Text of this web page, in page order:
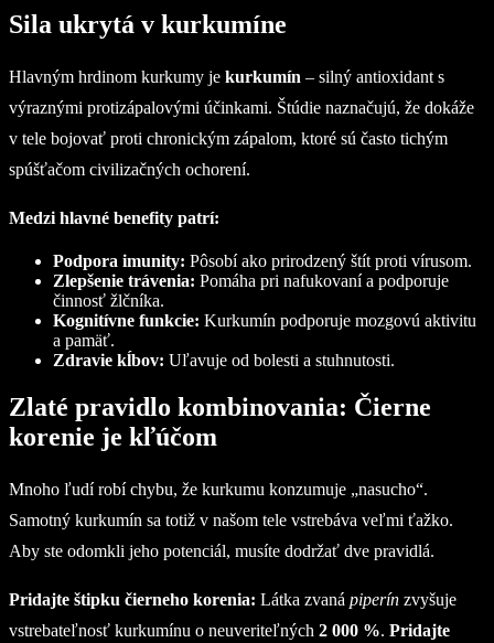
Sila ukrytá v kurkumíne
Hlavným hrdinom kurkumy je kurkumín – silný antioxidant s
výraznými protizápalovými účinkami. Štúdie naznačujú, že dokáže
v tele bojovať proti chronickým zápalom, ktoré sú často tichým
spúšťačom civilizačných ochorení.
Medzi hlavné benefity patrí:
Podpora imunity: Pôsobí ako prirodzený štít proti vírusom.
Zlepšenie trávenia: Pomáha pri nafukovaní a podporuje
činnosť žlčníka.
Kognitívne funkcie: Kurkumín podporuje mozgovú aktivitu
a pamäť.
Zdravie kĺbov: Uľavuje od bolesti a stuhnutosti.
Zlaté pravidlo kombinovania: Čierne
korenie je kľúčom
Mnoho ľudí robí chybu, že kurkumu konzumuje „nasucho“.
Samotný kurkumín sa totiž v našom tele vstrebáva veľmi ťažko.
Aby ste odomkli jeho potenciál, musíte dodržať dve pravidlá.
Pridajte štipku čierneho korenia: Látka zvaná piperín zvyšuje
vstrebateľnosť kurkumínu o neuveriteľných 2 000 %. Pridajte